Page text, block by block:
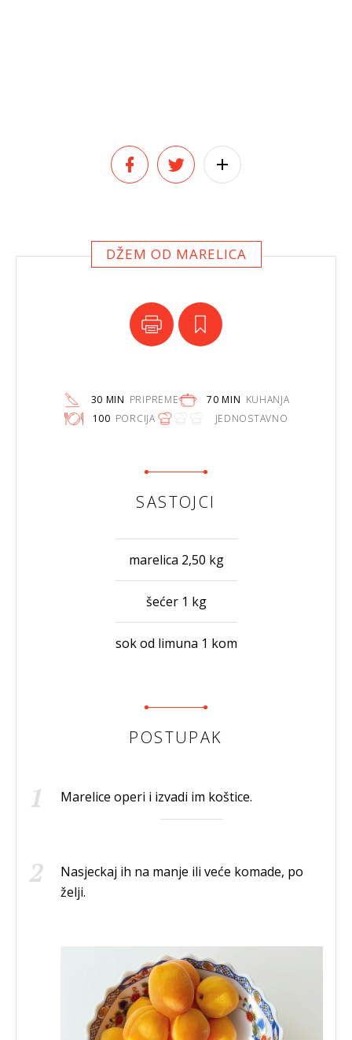
DŽEM OD MARELICA
30 MIN PRIPREME 70 MIN KUHANJA
100 PORCIJA JEDNOSTAVNO
SASTOJCI
marelica 2,50 kg
šećer 1 kg
sok od limuna 1 kom
POSTUPAK
Marelice operi i izvadi im koštice.
Nasjeckaj ih na manje ili veće komade, po
želji.